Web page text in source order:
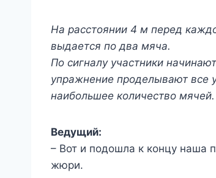
На расстоянии 4 м перед
выдается по два мяча.
По сигналу участники
упражнение проделывают все
наибольшее количество мячей.
Ведущий:
– Вот и подошла к концу наша
жюри.